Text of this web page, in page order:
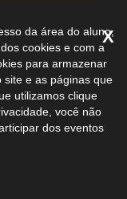
da área do aluno,
cookies e com a
para armazenar
site e as páginas que
utilizamos clique
você não
dos eventos
X